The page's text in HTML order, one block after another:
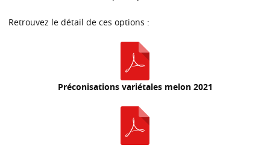
Retrouvez le détail de ces options :
Préconisations variétales melon 2021